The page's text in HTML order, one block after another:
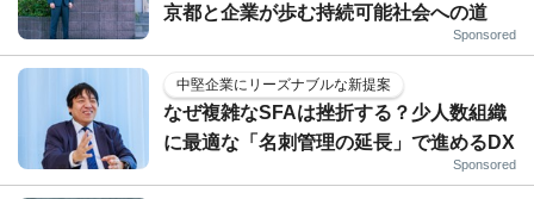
京都と企業が歩む持続可能社会への道
Sponsored
中堅企業にリーズナブルな新提案
なぜ複雑なSFAは挫折する？少人数組織
に最適な「名刺管理の延長」で進めるDX
Sponsored